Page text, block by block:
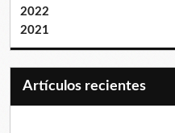
2022
2021
Artículos recientes